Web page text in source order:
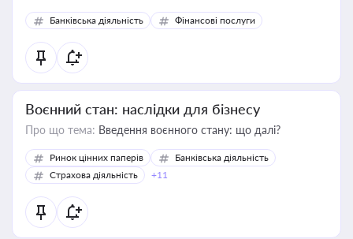
Банківська діяльність Фінансові послуги
Воєнний стан: наслідки для бізнесу
Про що тема: Введення воєнного стану: що далі?
Ринок цінних паперів
Банківська діяльність
Страхова діяльність
+11